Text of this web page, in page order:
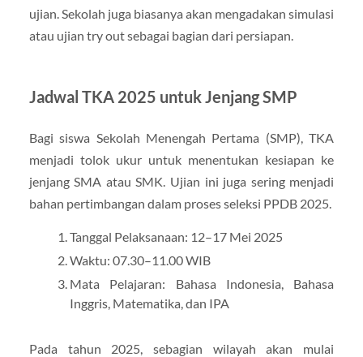
ujian. Sekolah juga biasanya akan mengadakan simulasi
atau ujian try out sebagai bagian dari persiapan.
Jadwal TKA 2025 untuk Jenjang SMP
Bagi siswa Sekolah Menengah Pertama (SMP), TKA
menjadi tolok ukur untuk menentukan kesiapan ke
jenjang SMA atau SMK. Ujian ini juga sering menjadi
bahan pertimbangan dalam proses seleksi PPDB 2025.
Tanggal Pelaksanaan: 12–17 Mei 2025
Waktu: 07.30–11.00 WIB
Mata Pelajaran: Bahasa Indonesia, Bahasa
Inggris, Matematika, dan IPA
Pada tahun 2025, sebagian wilayah akan mulai